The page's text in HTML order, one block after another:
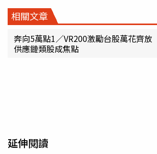
相關文章
奔向5萬點1／VR200激勵台股萬花齊放
供應鏈類股成焦點
延伸閱讀